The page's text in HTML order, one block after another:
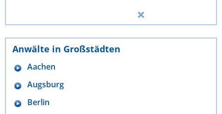
Anwälte in Großstädten
Aachen
Augsburg
Berlin